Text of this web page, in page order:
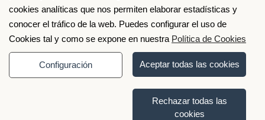
cookies analíticas que nos permiten elaborar estadísticas y
conocer el tráfico de la web. Puedes configurar el uso de
Cookies tal y como se expone en nuestra Política de Cookies
Configuración Aceptar todas las cookies
Rechazar todas las
cookies